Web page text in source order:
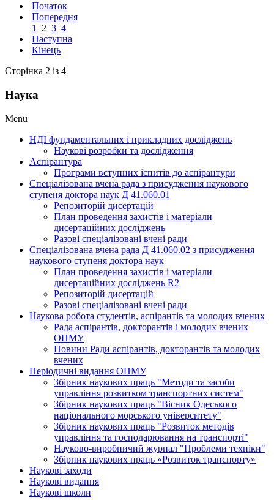
Початок
Попередня
1
2 3 4
Наступна
Кінець
Сторінка 2 із 4
Наука
Menu
НДІ фундаментальних і прикладних досліджень
Наукові розробки та дослідження
Аспірантура
Програми вступних іспитів до аспірантури
Спеціалізована вчена рада з присудження наукового
ступеня доктора наук Д 41.060.01
Репозиторій дисертацій
План проведення захистів і матеріали
дисертаційних досліджень
Разові спеціалізовані вчені ради
Спеціалізована вчена рада Д 41.060.02 з присудження
наукового ступеня доктора наук
План проведення захистів і матеріали
дисертаційних досліджень R2
Репозиторій дисертацій
Разові спеціалізовані вчені ради
Наукова робота студентів, аспірантів та молодих вчених
Рада аспірантів, докторантів і молодих вчених
ОНМУ
Новини Ради аспірантів, докторантів та молодих
вчених
Періодичні видання ОНМУ
Збірник наукових праць "Методи та засоби
управління розвитком транспортних систем"
Збірник наукових праць "Вісник Одеського
національного морського університету"
Збірник наукових праць "Розвиток методів
управління та господарювання на транспорті"
Науково-виробничий журнал "Проблеми техніки"
Збірник наукових праць «Розвиток транспорту»
Наукові заходи
Наукові видання
Наукові школи